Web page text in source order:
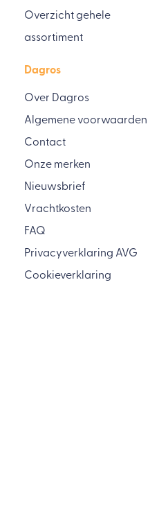
Overzicht gehele
assortiment
Dagros
Over Dagros
Algemene voorwaarden
Contact
Onze merken
Nieuwsbrief
Vrachtkosten
FAQ
Privacyverklaring AVG
Cookieverklaring